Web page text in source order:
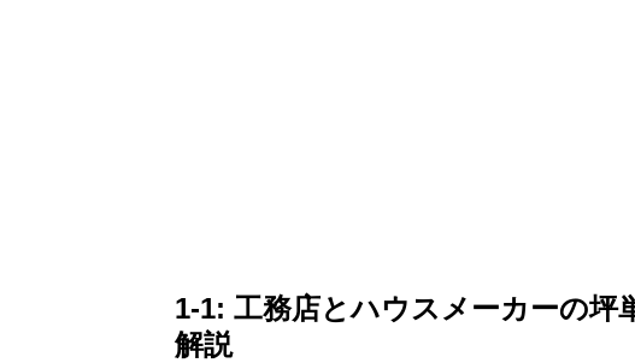
1-1: 工務店とハウスメーカーの坪
解説